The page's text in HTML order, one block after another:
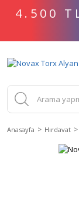
4.500
Anasayfa Hırdavat